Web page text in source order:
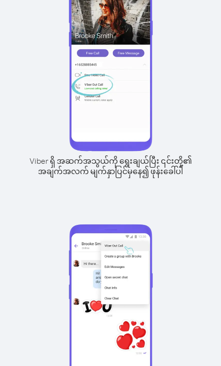
Viber ရှိ အဆက်အသွယ်ကို ရွေးချယ်ပြီး ၎င်းတို့၏
အချက်အလက် မျက်နှာပြင်မှနေ၍ ဖုန်းခေါ်ပါ